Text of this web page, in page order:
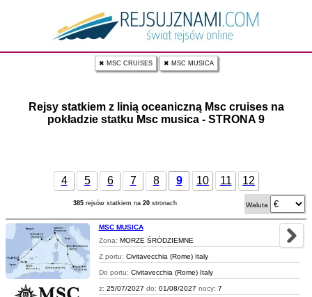
✖ MSC CRUISES ✖ MSC MUSICA
Rejsy statkiem z linią oceaniczną Msc cruises na
pokładzie statku Msc musica - STRONA 9
4 5 6 7 8 9 10 11 12
385 rejsów statkiem na 20 stronach Waluta
MSC MUSICA
Zona: MORZE ŚRÓDZIEMNE
Z portu: Civitavecchia (Rome) Italy
Do portu: Civitavecchia (Rome) Italy
z: 25/07/2027 do: 01/08/2027 nocy: 7